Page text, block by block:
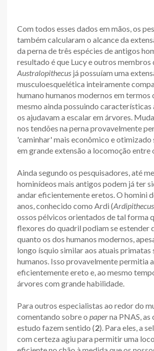
Com todos esses dados em mãos, os
também calcularam o alcance da
da perna de três espécies de antigos
resultado é que Lucy e outros membros
Australopithecus já possuíam uma
musculoesquelética inteiramente
humano humanos modernos em termos
mesmo ainda possuindo características
os ajudavam a escalar em árvores.
nos tendões na perna provavelmente
'caminhar' mais econômico e otimizado
em grande extensão a locomoção entre
Ainda segundo os pesquisadores, até
hominídeos mais antigos podem já ter
andar eficientemente eretos. O homini
anos, conhecido como Ardi (
ossos pélvicos orientados de tal forma
flexores do quadril podiam se estender
quanto os dos humanos modernos,
longo ísquio similar aos atuais primatas
humanos. Isso provavelmente permitia
eficientemente ereto e, ao mesmo
árvores com grande habilidade.
Para outros especialistas ao redor do
comentando sobre o paperna PNAS, as
estudo fazem sentido (2). Para eles, a
com certeza agiu para permitir uma